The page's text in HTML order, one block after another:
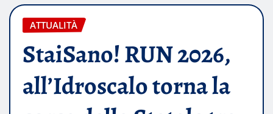
ATTUALITÀ
StaiSano! RUN 2026,
all’Idroscalo torna la